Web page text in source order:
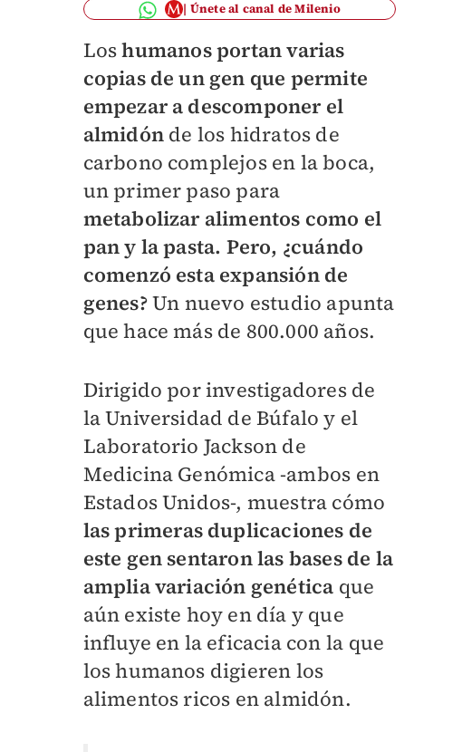
Únete al canal de Milenio
Loshumanos portan varias
copias de un gen que permite
empezar a descomponer el
almidónde los hidratos de
carbono complejos en la boca,
un primer paso para
metabolizar alimentos como el
pan y la pasta. Pero, ¿cuándo
comenzó esta expansión de
genes?Un nuevo estudio apunta
que hace más de 800.000 años.
Dirigido por investigadores de
la Universidad de Búfalo y el
Laboratorio Jackson de
Medicina Genómica -ambos en
Estados Unidos-, muestra cómo
las primeras duplicaciones de
este gen sentaron las bases de la
amplia variación genética que
aún existe hoy en día y que
influye en la eficacia con la que
los humanos digieren los
alimentos ricos en almidón.